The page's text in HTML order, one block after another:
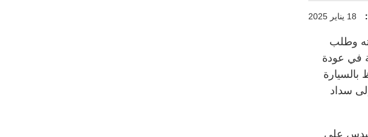
18 يناير 2025
وطلب
في عودة
بالسيارة
سداد
على